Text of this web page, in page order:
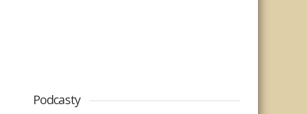
Podcasty